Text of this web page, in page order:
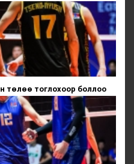
төлөө тоглохоор боллоо